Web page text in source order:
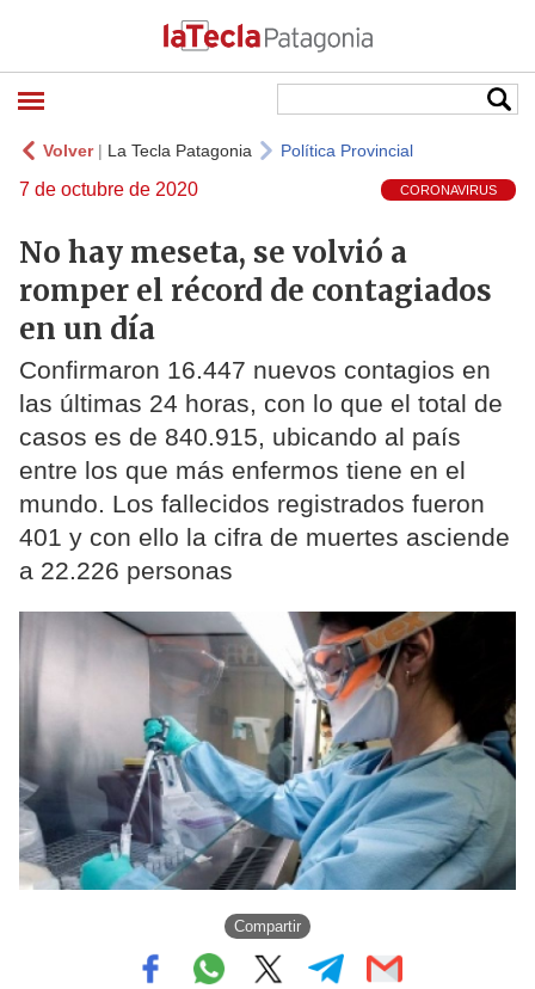
Volver| La Tecla Patagonia Política Provincial
7 de octubre de 2020 CORONAVIRUS
No hay meseta, se volvió a
romper el récord de contagiados
en un día
Confirmaron 16.447 nuevos contagios en
las últimas 24 horas, con lo que el total de
casos es de 840.915, ubicando al país
entre los que más enfermos tiene en el
mundo. Los fallecidos registrados fueron
401 y con ello la cifra de muertes asciende
a 22.226 personas
Compartir